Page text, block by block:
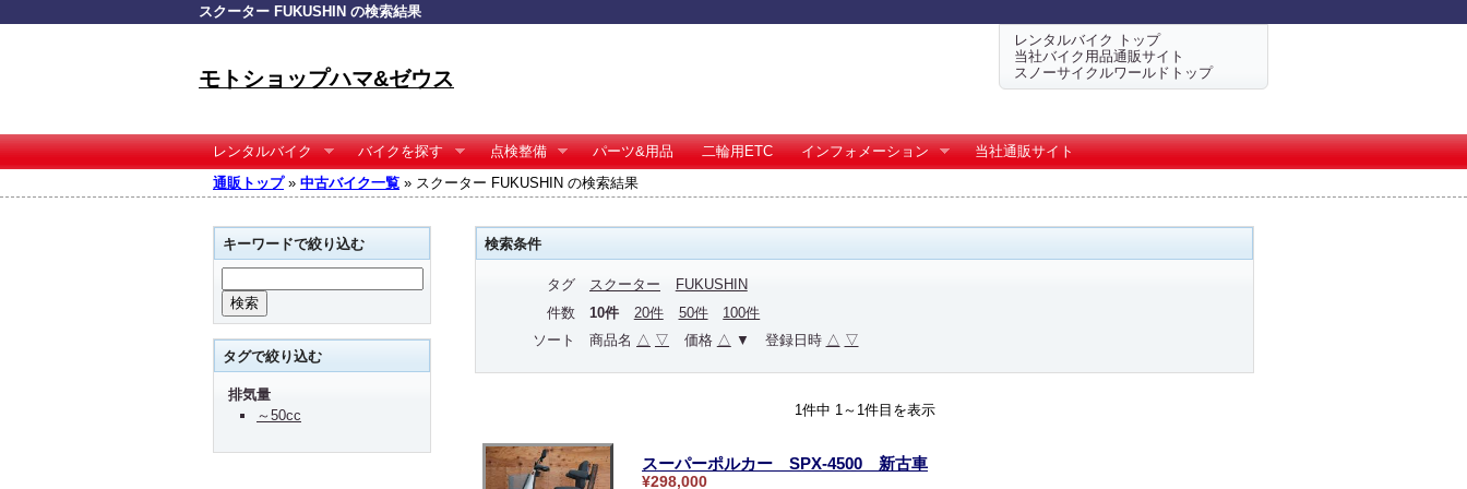
スクーター FUKUSHIN の検索結果
モトショップハマ&ゼウス
レンタルバイク トップ
当社バイク用品通販サイト
スノーサイクルワールドトップ
レンタルバイク バイクを探す 点検整備 パーツ&用品 二輪用ETC インフォメーション
当社通販サイト
通販トップ» 中古バイク一覧 » スクーター FUKUSHIN の検索結果
検索条件
タグ スクーター
FUKUSHIN
件数
10件 20件 50件
100件
ソート
商品名 △ ▽ 価格 △ ▼ 登録日時 △ ▽
1件中 1～1件目を表示
スーパーポルカー SPX-4500 新古車
¥298,000
キーワードで絞り込む
タグで絞り込む
排気量
～50cc